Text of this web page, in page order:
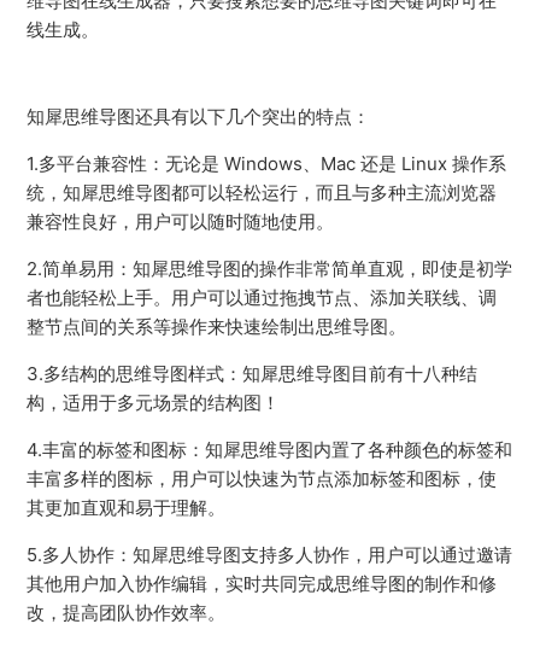
线生成。
知犀思维导图还具有以下几个突出的特点：
1.多平台兼容性：无论是 Windows、Mac 还是 Linux 操作系
统，知犀思维导图都可以轻松运行，而且与多种主流浏览器
兼容性良好，用户可以随时随地使用。
2.简单易用：知犀思维导图的操作非常简单直观，即使是初学
者也能轻松上手。用户可以通过拖拽节点、添加关联线、调
整节点间的关系等操作来快速绘制出思维导图。
3.多结构的思维导图样式：知犀思维导图目前有十八种结
构，适用于多元场景的结构图！
4.丰富的标签和图标：知犀思维导图内置了各种颜色的标签和
丰富多样的图标，用户可以快速为节点添加标签和图标，使
其更加直观和易于理解。
5.多人协作：知犀思维导图支持多人协作，用户可以通过邀请
其他用户加入协作编辑，实时共同完成思维导图的制作和修
改，提高团队协作效率。